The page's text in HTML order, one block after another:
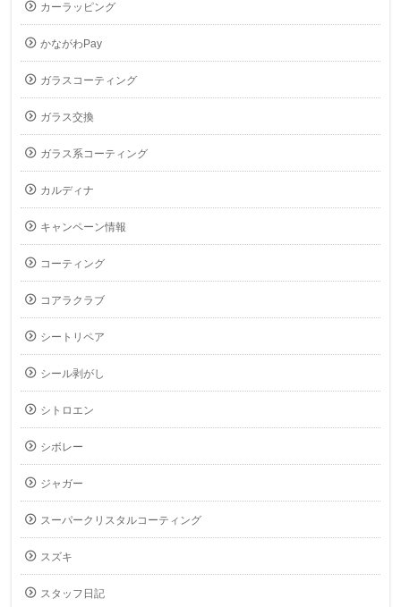
カーラッピング
かながわPay
ガラスコーティング
ガラス交換
ガラス系コーティング
カルディナ
キャンペーン情報
コーティング
コアラクラブ
シートリペア
シール剥がし
シトロエン
シボレー
ジャガー
スーパークリスタルコーティング
スズキ
スタッフ日記